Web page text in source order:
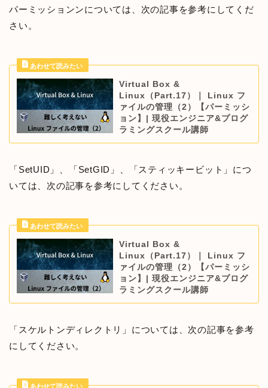
パーミッションンについては、次の記事を参考にしてくだ
さい。
Virtual Box &
Linux（Part.17）｜ Linux フ
ァイルの管理（2）【パーミッシ
ョン】| 現役エンジニア&プログ
ラミングスクール講師
「SetUID」、「SetGID」、「スティッキービット」につ
いては、次の記事を参考にしてください。
Virtual Box &
Linux（Part.17）｜ Linux フ
ァイルの管理（2）【パーミッシ
ョン】| 現役エンジニア&プログ
ラミングスクール講師
「スケルトンディレクトリ」については、次の記事を参考
にしてください。